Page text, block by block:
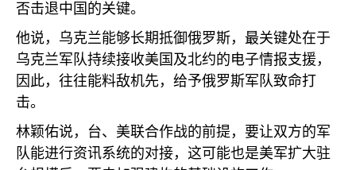
否击退中国的关键。
他说，乌克兰能够长期抵御俄罗斯，最关键处在于
乌克兰军队持续接收美国及北约的电子情报支援，
因此，往往能料敌机先，给予俄罗斯军队致命打
击。
林颖佑说，台、美联合作战的前提，要让双方的军
队能进行资讯系统的对接，这可能也是美军扩大驻